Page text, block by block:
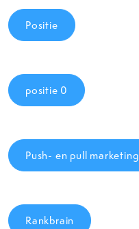
Positie
positie 0
Push- en pull marketing
Rankbrain